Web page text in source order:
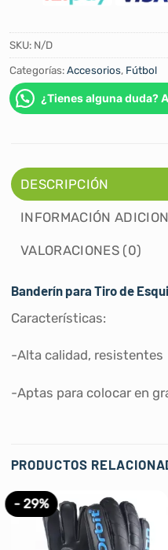
SKU: N/D
Categorías:Accesorios, Fútbol
¿Tienes alguna duda?
DESCRIPCIÓN
INFORMACIÓN
VALORACIONES (0)
Banderín para Tiro de
Características:
-Alta calidad, resistentes
-Aptas para colocar en
PRODUCTOS
- 29%